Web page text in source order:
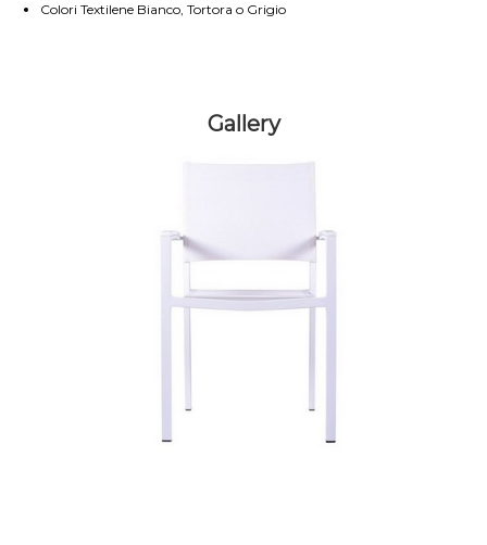
Colori Textilene Bianco, Tortora o Grigio
Gallery